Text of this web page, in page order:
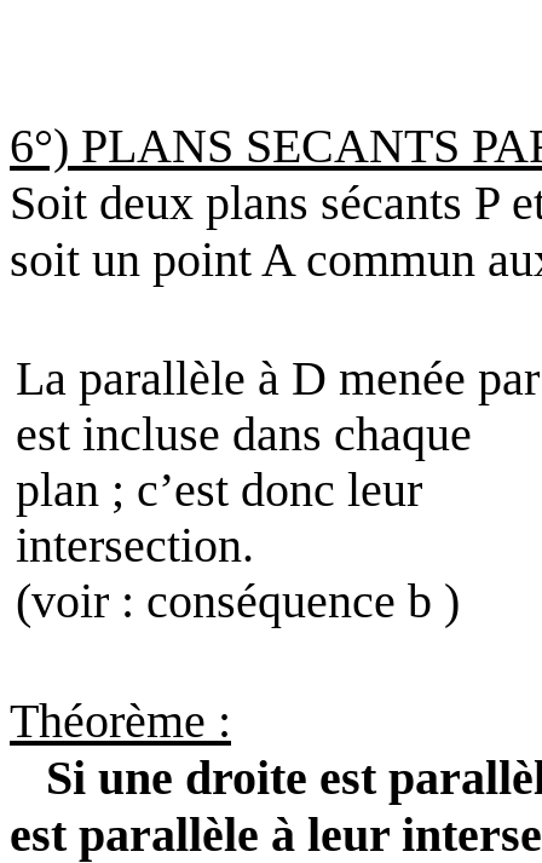
6°) PLANS SECANTS
Soit deux plans sécants P
soit un point A commun
La parallèle à D menée
est incluse dans chaque
plan ; c’est donc leur
intersection.
(voir : conséquence b )
Théorème :
Si une droite est
est parallèle à leur